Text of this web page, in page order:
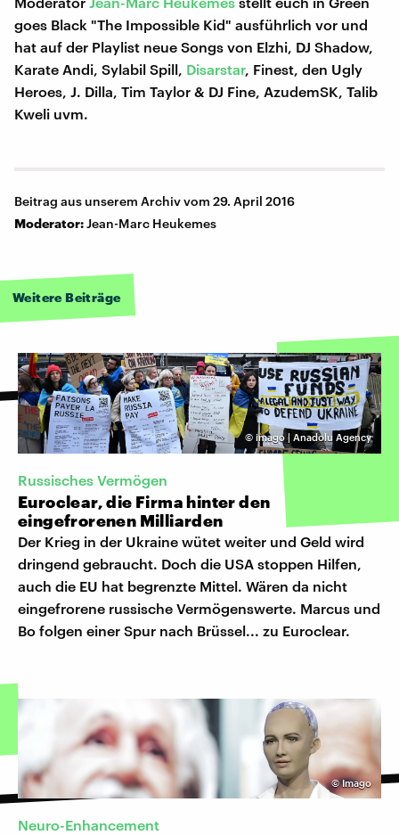
goes Black "The Impossible Kid" ausführlich vor und
hat auf der Playlist neue Songs von Elzhi, DJ Shadow,
Karate Andi, Sylabil Spill, Disarstar, Finest, den Ugly
Heroes, J. Dilla, Tim Taylor & DJ Fine, AzudemSK, Talib
Kweli uvm.
Beitrag aus unserem Archiv vom 29. April 2016
Moderator:Jean-Marc Heukemes
Weitere Beiträge
© imago | Anadolu Agency
Russisches Vermögen
Euroclear, die Firma hinter den
eingefrorenen Milliarden
Der Krieg in der Ukraine wütet weiter und Geld wird
dringend gebraucht. Doch die USA stoppen Hilfen,
auch die EU hat begrenzte Mittel. Wären da nicht
eingefrorene russische Vermögenswerte. Marcus und
Bo folgen einer Spur nach Brüssel... zu Euroclear.
©Imago
Neuro-Enhancement